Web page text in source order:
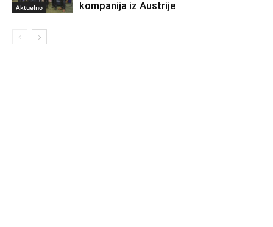
Aktuelno
kompanija iz Austrije